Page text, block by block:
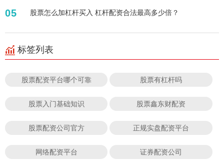
05 股票怎么加杠杆买入 杠杆配资合法最高多少倍？
标签列表
股票配资平台哪个可靠 股票有杠杆吗
股票入门基础知识 股票鑫东财配资
股票配资公司官方 正规实盘配资平台
网络配资平台 证券配资公司